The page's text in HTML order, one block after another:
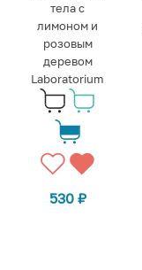
тела с
лимоном и
розовым
деревом
Laboratorium
530 ₽